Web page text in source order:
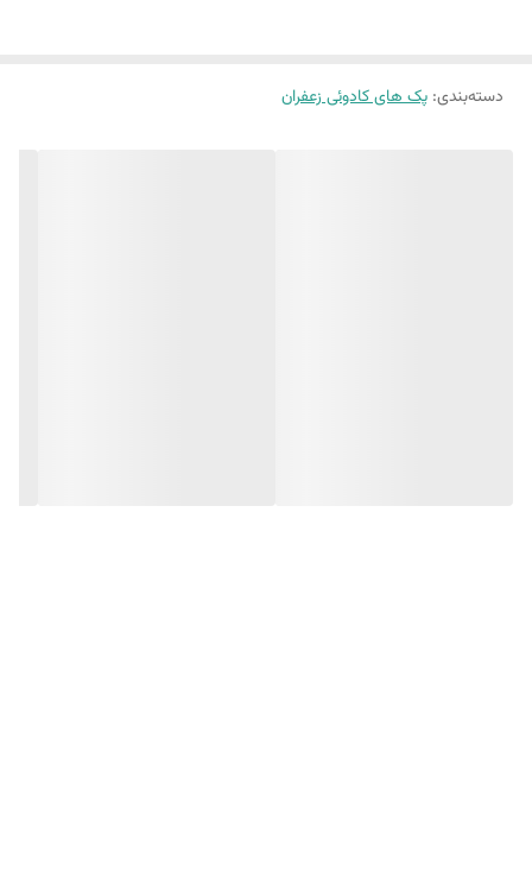
دسته‌بندی: پک های کادوئی زعفران